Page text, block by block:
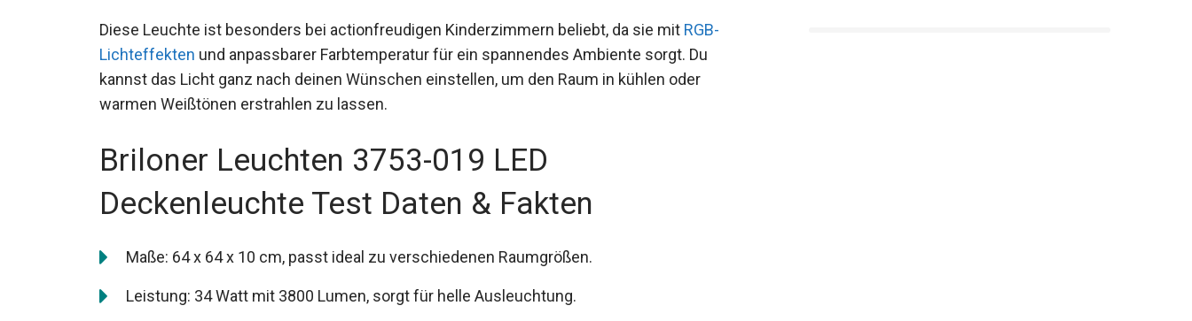
Diese Leuchte ist besonders bei actionfreudigen Kinderzimmern beliebt, da sie mit RGB-
Lichteffekten und anpassbarer Farbtemperatur für ein spannendes Ambiente sorgt. Du
kannst das Licht ganz nach deinen Wünschen einstellen, um den Raum in kühlen oder
warmen Weißtönen erstrahlen zu lassen.
Briloner Leuchten 3753-019 LED
Deckenleuchte Test Daten & Fakten
Maße: 64 x 64 x 10 cm, passt ideal zu verschiedenen Raumgrößen.
Leistung: 34 Watt mit 3800 Lumen, sorgt für helle Ausleuchtung.